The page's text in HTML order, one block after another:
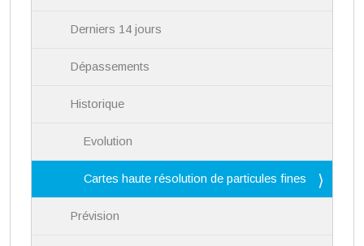
Derniers 14 jours
Dépassements
Historique
Evolution
Cartes haute résolution de particules fines
Prévision